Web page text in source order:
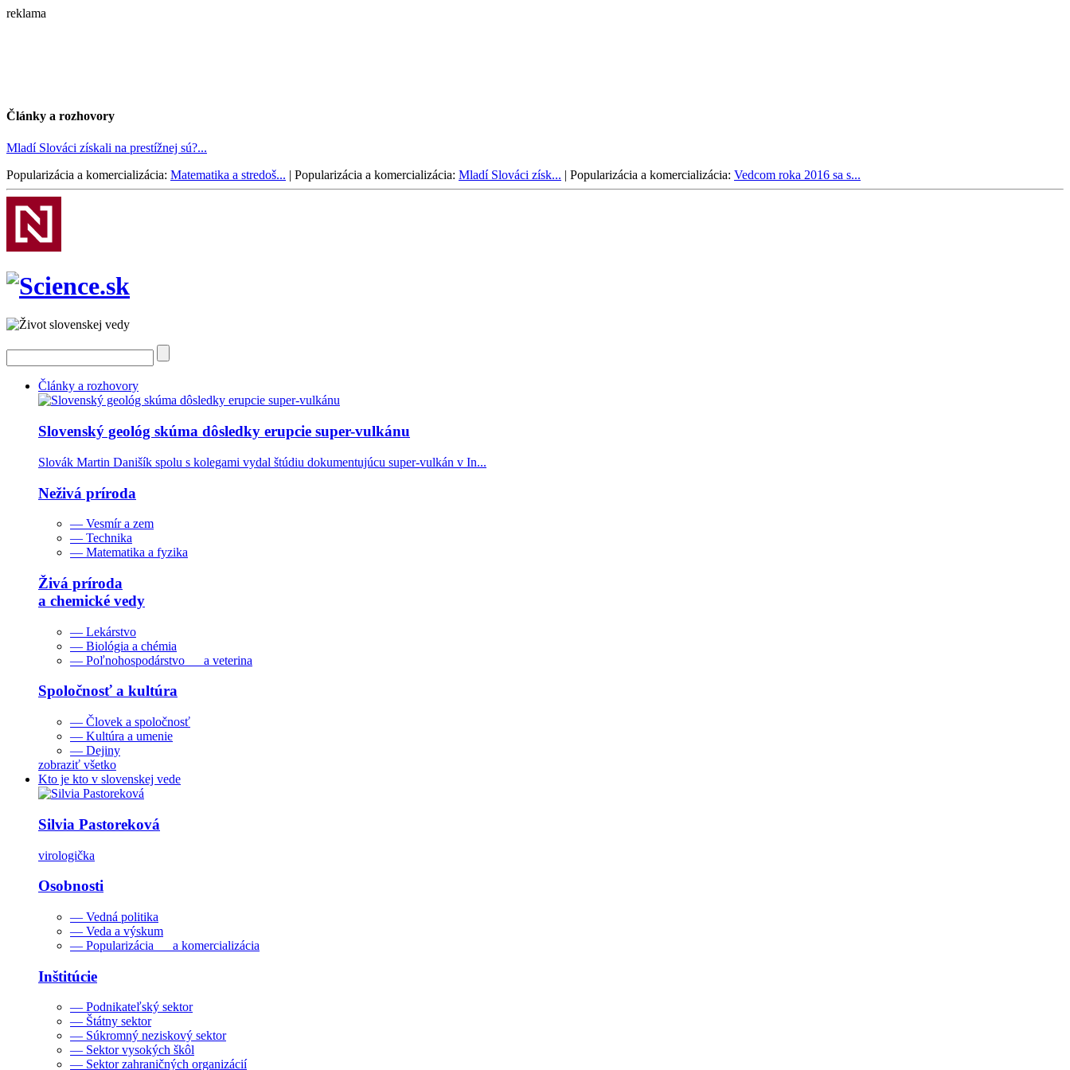
reklama
Články a rozhovory
Mladí Slováci získali na prestížnej sú?...
Popularizácia a komercializácia: Matematika a stredoš... | Popularizácia a komercializácia: Mladí Slováci získ... | Popularizácia a komercializácia: Vedcom roka 2016 sa s...
Články a rozhovory
Slovenský geológ skúma dôsledky erupcie super-vulkánu
Slovák Martin Danišík spolu s kolegami vydal štúdiu dokumentujúcu super-vulkán v In...
Neživá príroda
— Vesmír a zem
— Technika
— Matematika a fyzika
Živá príroda
a chemické vedy
— Lekárstvo
— Biológia a chémia
— Poľnohospodárstvo a veterina
Spoločnosť a kultúra
— Človek a spoločnosť
— Kultúra a umenie
— Dejiny
zobraziť všetko
Kto je kto v slovenskej vede
Silvia Pastoreková
virologička
Osobnosti
— Vedná politika
— Veda a výskum
— Popularizácia a komercializácia
Inštitúcie
— Podnikateľský sektor
— Štátny sektor
— Súkromný neziskový sektor
— Sektor vysokých škôl
— Sektor zahraničných organizácií